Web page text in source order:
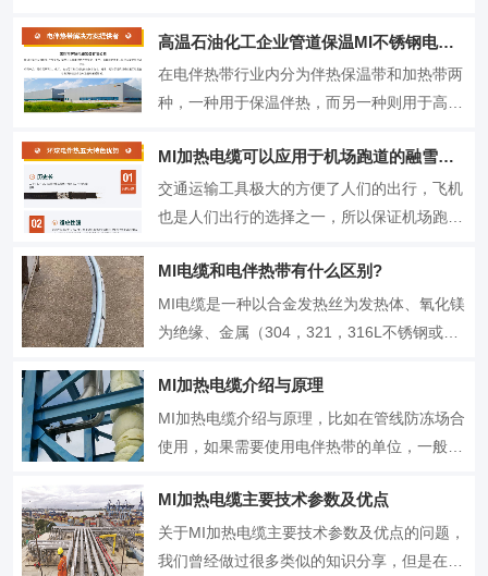
高温石油化工企业管道保温MI不锈钢电缆加热系统
在电伴热带行业内分为伴热保温带和加热带两
种，一种用于保温伴热，而另一种则用于高温
为管道伴热保温，我们称之为电伴热带，而温
度注意事项较高的产品，我们称之为电加热
带。最近兰州石化公司有一个碳五烃类的管道
MI加热电缆可以应用于机场跑道的融雪化冰
交通运输工具极大的方便了人们的出行，飞机
也是人们出行的选择之一，所以保证机场跑道
雨雪天气比较多，容易形成积雪和冰冻，如果
不能及时的融雪化冰将会影响到出行。电伴热
带融雪化冰系统就伴随着用户的需求应运而
MI电缆和电伴热带有什么区别?
MI电缆是一种以合金发热丝为发热体、氧化镁
为绝缘、金属（304，321，316L不锈钢或者
缆。因为材料的物理特性，MI电缆最高耐温可
达600℃，其输出功率和曝露温度高于自限温
电伴热带和恒功率串并联电热带。MI电缆也属
MI加热电缆介绍与原理
MI加热电缆介绍与原理，比如在管线防冻场合
使用，如果需要使用电伴热带的单位，一般来
有应用，但串联恒功率一般用于没有支路或者
支路较少的长管道，并联恒功率和自控温更适
合支路较多管道伴热。串联型恒功率电伴热带
MI加热电缆主要技术参数及优点
关于MI加热电缆主要技术参数及优点的问题，
我们曾经做过很多类似的知识分享，但是在实